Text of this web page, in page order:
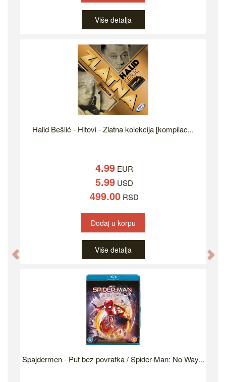
Više detalja
Halid Bešlić - Hitovi - Zlatna kolekcija [kompilac...
4.99 EUR
5.99 USD
499.00 RSD
Dodaj u korpu
Više detalja
Spajdermen - Put bez povratka / Spider-Man: No Way...